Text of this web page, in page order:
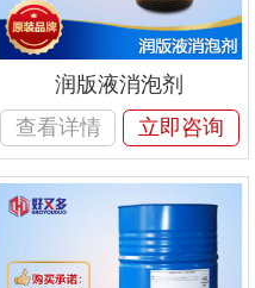
润版液消泡剂
查看详情
立即咨询